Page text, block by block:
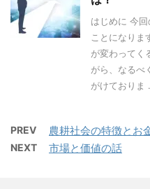
はじめに 今
ことになりま
が変わってく
がら、なるべ
がけておりま
PREV 農耕社会の特徴とお
NEXT 市場と価値の話